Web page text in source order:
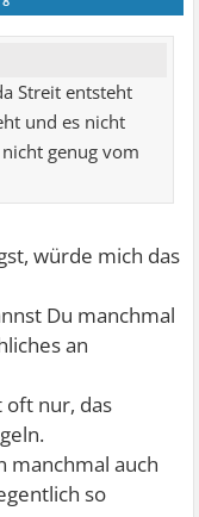
Streit entsteht
und es nicht
genug vom
würde mich das
Du manchmal
an
oft nur, das
manchmal auch
so